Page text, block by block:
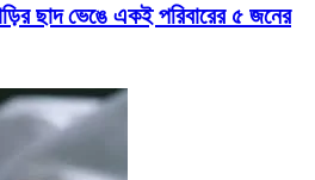
ছাদ ভেঙে একই পরিবারের ৫ জনের